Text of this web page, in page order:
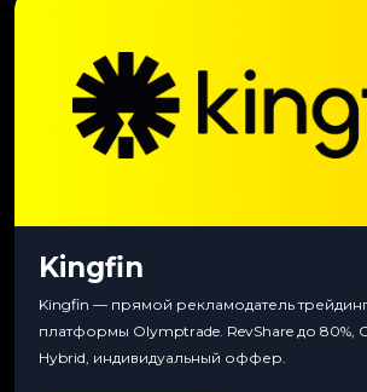
Kingfin
Kingfin — прямой рекламодатель
платформы Olymptrade. RevShare до 80%,
Hybrid, индивидуальный оффер.